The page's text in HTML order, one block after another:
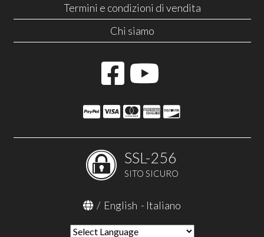
Termini e condizioni di vendita
Chi siamo
SSL-256
SITO SICURO
/ English - Italiano